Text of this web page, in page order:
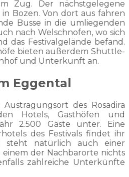
Zug. Der nächstgelegene
Bozen. Von dort aus fahren
Busse in die umliegenden
nach Welschnofen, wo sich
das Festivalgelände befand.
bieten außerdem Shuttle-
und Unterkunft an.
Eggental
des Rosadira
Hotels, Gasthöfen und
2.500 Gäste unter. Eine
des Festivals findet ihr
steht natürlich auch einer
der Nachbarorte nichts
zahlreiche Unterkünfte